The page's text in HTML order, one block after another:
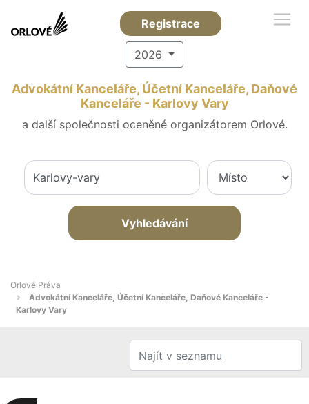
Registrace
2026
Advokátní Kanceláře, Účetní Kanceláře, Daňové
Kanceláře - Karlovy Vary
a další společnosti oceněné organizátorem Orlové.
Vyhledávání
Orlové Práva
Advokátní Kanceláře, Účetní Kanceláře, Daňové Kanceláře -
Karlovy Vary